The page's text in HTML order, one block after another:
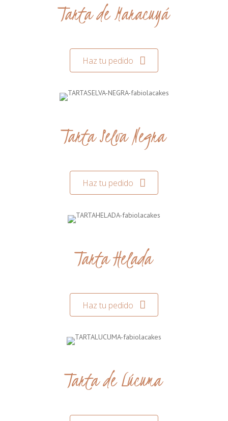
Tarta de Maracuyá
Haz tu pedido
Tarta Selva Negra
Haz tu pedido
Tarta Helada
Haz tu pedido
Tarta de Lúcuma